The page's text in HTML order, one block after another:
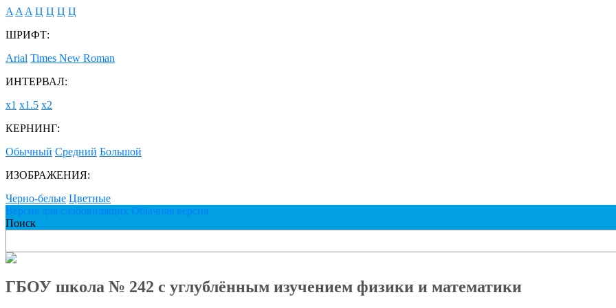
A A A Ц Ц Ц Ц
ШРИФТ:
Arial Times New Roman
ИНТЕРВАЛ:
х1 х1.5 х2
КЕРНИНГ:
Обычный Средний Большой
ИЗОБРАЖЕНИЯ:
Черно-белые Цветные
Версия для слабовидящих Обычная версия
Поиск
ГБОУ школа № 242 с углублённым изучением физики и математики